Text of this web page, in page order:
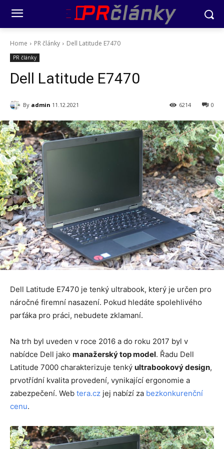
Home PR články Dell Latitude E7470
PR články
Dell Latitude E7470
By admin 11.12.2021 0
6214
Dell Latitude E7470 je tenký ultrabook, který je určen pro
náročné firemní nasazení. Pokud hledáte spolehlivého
parťáka pro práci, nebudete zklamaní.
Na trh byl uveden v roce 2016 a do roku 2017 byl v
nabídce Dell jako manažerský top model. Řadu Dell
Latitude 7000 charakterizuje tenký ultrabookový design,
prvotřídní kvalita provedení, vynikající ergonomie a
zabezpečení. Web tera.cz jej nabízí za bezkonkurenční
cenu.